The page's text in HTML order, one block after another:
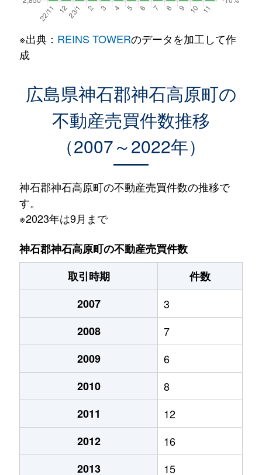
※出典： REINS TOWERのデータを加工して作
成
広島県神石郡神石高原町の
不動産売買件数推移
（2007～2022年）
神石郡神石高原町の不動産売買件数の推移で
す。
※2023年は9月まで
神石郡神石高原町の不動産売買件数
取引時期
件数
2007
3
2008
7
2009
6
2010
8
2011
12
2012
16
2013
15